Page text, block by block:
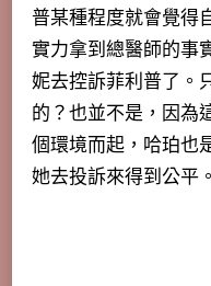
普某種程度就會覺得
實力拿到總醫師的事
妮去控訴菲利普了。
的？也並不是，因為
個環境而起，哈珀也
她去投訴來得到公平。